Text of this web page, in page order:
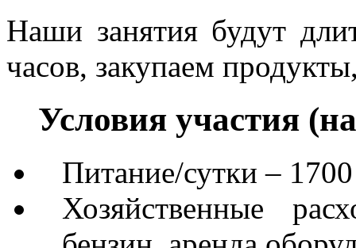
Наши занятия будут
часов, закупаем
Условия участия
Питание/сутки –
Хозяйственные